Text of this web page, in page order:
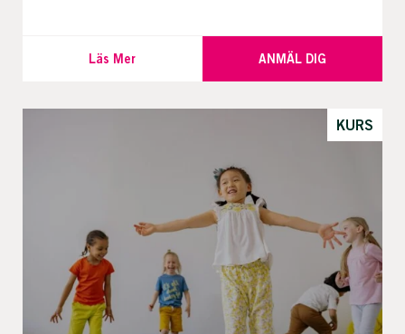
Läs Mer ANMÄL DIG
KURS